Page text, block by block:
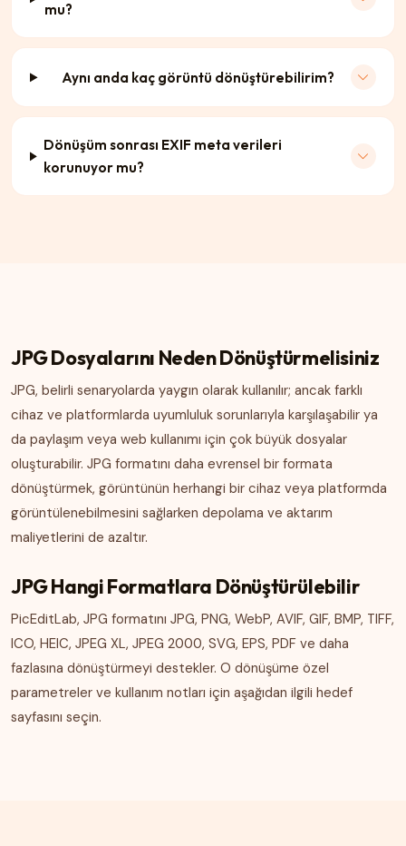
mu?
Aynı anda kaç görüntü dönüştürebilirim?
Dönüşüm sonrası EXIF meta verileri
korunuyor mu?
JPG Dosyalarını Neden Dönüştürmelisiniz
JPG, belirli senaryolarda yaygın olarak kullanılır; ancak farklı
cihaz ve platformlarda uyumluluk sorunlarıyla karşılaşabilir ya
da paylaşım veya web kullanımı için çok büyük dosyalar
oluşturabilir. JPG formatını daha evrensel bir formata
dönüştürmek, görüntünün herhangi bir cihaz veya platformda
görüntülenebilmesini sağlarken depolama ve aktarım
maliyetlerini de azaltır.
JPG Hangi Formatlara Dönüştürülebilir
PicEditLab, JPG formatını JPG, PNG, WebP, AVIF, GIF, BMP, TIFF,
ICO, HEIC, JPEG XL, JPEG 2000, SVG, EPS, PDF ve daha
fazlasına dönüştürmeyi destekler. O dönüşüme özel
parametreler ve kullanım notları için aşağıdan ilgili hedef
sayfasını seçin.